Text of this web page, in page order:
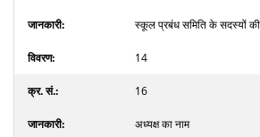
स्कूल प्रबंध समिति के सदस्यों
14
16
अध्यक्ष का नाम